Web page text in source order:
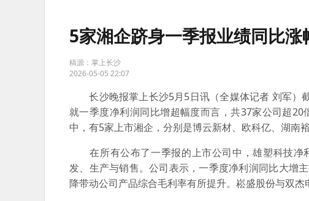
5家湘企跻身一季报业绩同比
稿源：掌上长沙
2026-05-05 22:07
长沙晚报掌上长沙5月5日讯（全媒体记者 刘军）
就一季度净利润同比增超幅度而言，共37家公司超
中，有5家上市湘企，分别是博云新材、欧科亿、湖南
在所有公布了一季报的上市公司中，雄塑科技净
发、生产与销售。公司表示，一季度净利润同比大增
降带动公司产品综合毛利率有所提升。崧盛股份与双杰